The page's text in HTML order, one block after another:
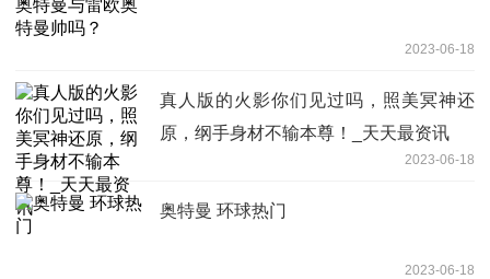
2023-06-18
真人版的火影你们见过吗，照美冥神还
原，纲手身材不输本尊！_天天最资讯
2023-06-18
奥特曼 环球热门
2023-06-18